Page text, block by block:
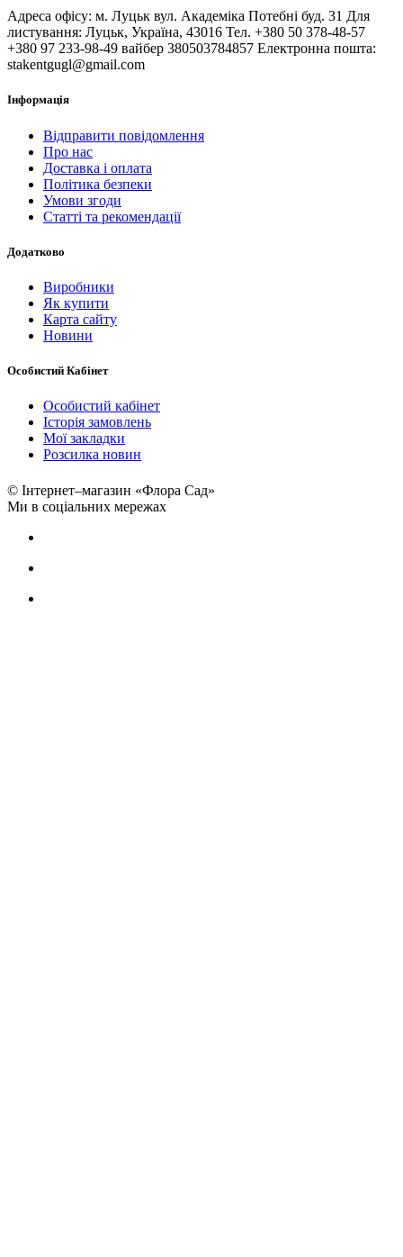
Адреса офісу: м. Луцьк вул. Академіка Потебні буд. 31 Для
листування: Луцьк, Україна, 43016 Тел. +380 50 378-48-57
+380 97 233-98-49 вайбер 380503784857 Електронна пошта:
stakentgugl@gmail.com
Інформація
Відправити повідомлення
Про нас
Доставка і оплата
Політика безпеки
Умови згоди
Статті та рекомендації
Додатково
Виробники
Як купити
Карта сайту
Новини
Особистий Кабінет
Особистий кабінет
Історія замовлень
Мої закладки
Розсилка новин
© Інтернет–магазин «Флора Сад»
Ми в соціальних мережах